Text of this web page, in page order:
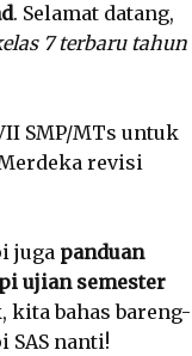
. Selamat datang,
7 terbaru tahun
SMP/MTs untuk
revisi
juga panduan
ujian semester
kita bahas bareng-
SAS nanti!